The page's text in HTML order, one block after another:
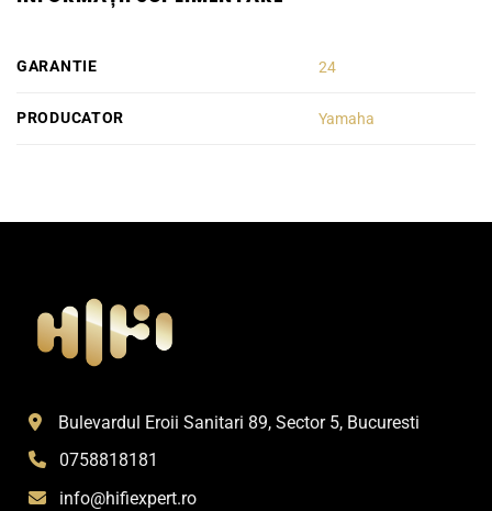
GARANTIE 24
PRODUCATOR Yamaha
Bulevardul Eroii Sanitari 89, Sector 5, Bucuresti
0758818181
info@hifiexpert.ro